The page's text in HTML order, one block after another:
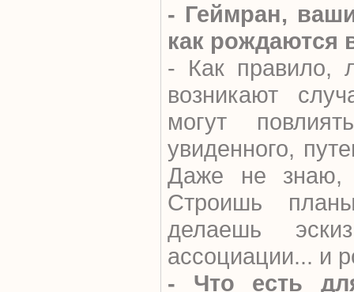
- Геймран,
как рождаются
- Как правило,
возникают
могут
увиденного,
Даже не знаю,
Строишь
делаешь
ассоциации... и
- Что есть